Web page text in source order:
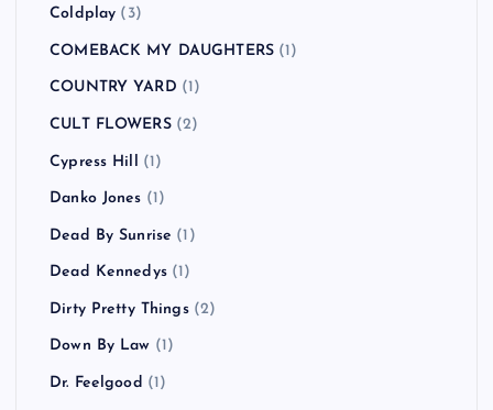
Coldplay (3)
COMEBACK MY DAUGHTERS (1)
COUNTRY YARD (1)
CULT FLOWERS(2)
Cypress Hill (1)
Danko Jones (1)
Dead By Sunrise (1)
Dead Kennedys(1)
Dirty Pretty Things(2)
Down By Law (1)
Dr. Feelgood (1)